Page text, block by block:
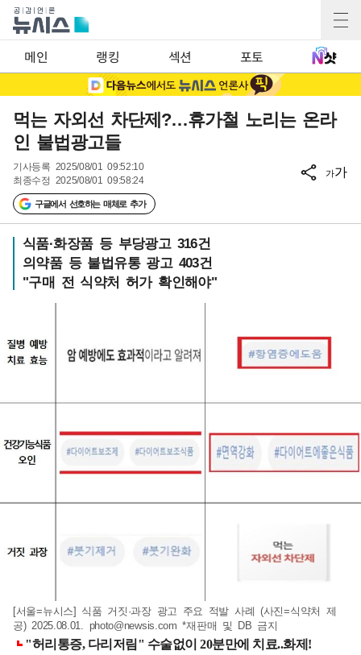
메인 랭킹 섹션 포토
먹는 자외선 차단제?…휴가철 노리는 온라
인 불법광고들
기사등록 2025/08/01 09:52:10
최종수정 2025/08/01 09:58:24
구글에서 선호하는 매체로 추가
가가
식품·화장품 등 부당광고 316건
의약품 등 불법유통 광고 403건
"구매 전 식약처 허가 확인해야"
[서울=뉴시스] 식품 거짓·과장 광고 주요 적발 사례 (사진=식약처 제
공) 2025.08.01. photo@newsis.com *재판매 및 DB 금지